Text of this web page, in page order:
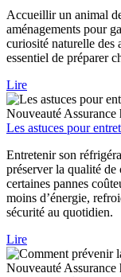
Accueillir un animal
aménagements pour
curiosité naturelle des
essentiel de préparer
Lire
Nouveauté Assurance
Les astuces pour
Entretenir son
préserver la qualité de
certaines pannes
moins d’énergie,
sécurité au quotidien.
Lire
Nouveauté Assurance